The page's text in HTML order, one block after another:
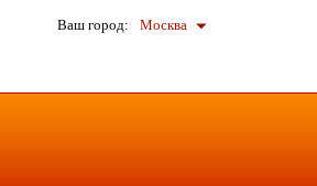
Ваш город: Москва